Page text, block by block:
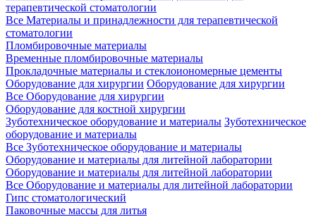
терапевтической стоматологии
Все Материалы и принадлежности для терапевтической
стоматологии
Пломбировочные материалы
Временные пломбировочные материалы
Прокладочные материалы и стеклоиономерные цементы
Оборудование для хирургии Оборудование для хирургии
Все Оборудование для хирургии
Оборудование для костной хирургии
Зуботехническое оборудование и материалы Зуботехническое
оборудование и материалы
Все Зуботехническое оборудование и материалы
Оборудование и материалы для литейной лаборатории
Оборудование и материалы для литейной лаборатории
Все Оборудование и материалы для литейной лаборатории
Гипс стоматологический
Паковочные массы для литья